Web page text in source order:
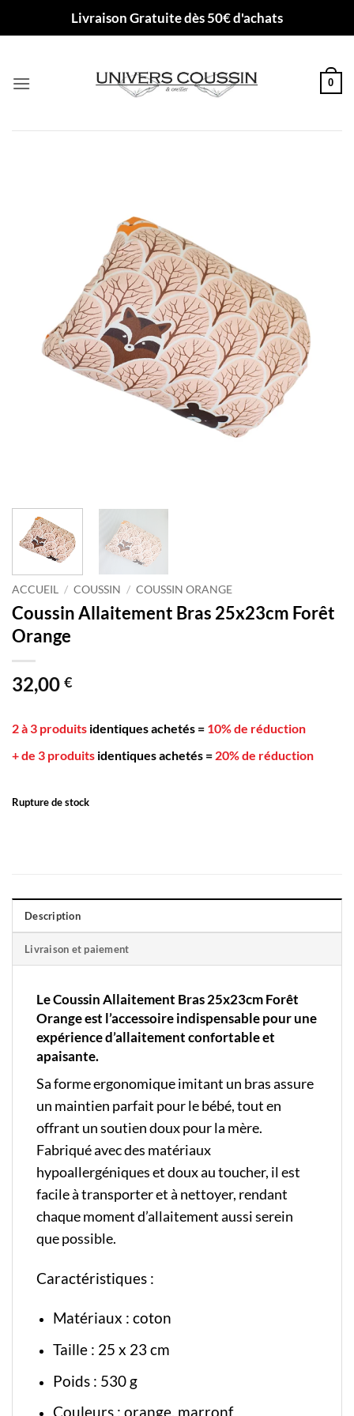
Livraison Gratuite dès 50€ d'achats
0
ACCUEIL / COUSSIN / COUSSIN ORANGE
Coussin Allaitement Bras 25x23cm Forêt
Orange
32,00 €
2 à 3 produits identiques achetés = 10% de réduction
+ de 3 produits identiques achetés = 20% de réduction
Rupture de stock
Description
Livraison et paiement
LeCoussin Allaitement Bras 25x23cm Forêt
Orange est l’accessoire indispensable pour une
expérience d’allaitement confortable et
apaisante.
Sa forme ergonomique imitant un bras assure
un maintien parfait pour le bébé, tout en
offrant un soutien doux pour la mère.
Fabriqué avec des matériaux
hypoallergéniques et doux au toucher, il est
facile à transporter et à nettoyer, rendant
chaque moment d’allaitement aussi serein
que possible.
Caractéristiques :
Matériaux : coton
Taille : 25 x 23 cm
Poids : 530 g
Couleurs : orange, marronf